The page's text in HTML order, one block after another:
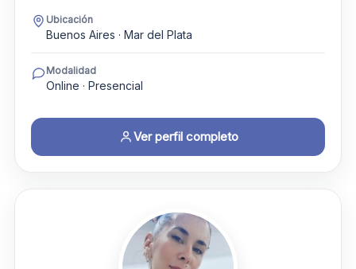
Ubicación
Buenos Aires · Mar del Plata
Modalidad
Online · Presencial
Ver perfil completo